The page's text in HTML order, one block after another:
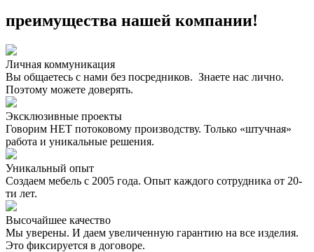
преимущества нашей компании!
Личная коммуникация
Вы общаетесь с нами без посредников. Знаете нас лично.
Поэтому можете доверять.
Эксклюзивные проекты
Говорим НЕТ потоковому производству. Только «штучная»
работа и уникальные решения.
Уникальный опыт
Создаем мебель с 2005 года. Опыт каждого сотрудника от 20-
ти лет.
Высочайшее качество
Мы уверены. И даем увеличенную гарантию на все изделия.
Это фиксируется в договоре.